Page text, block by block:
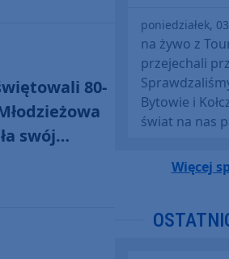
80-
swój
poniedziałek,
na żywo z
przejechali
Bytowie i
świat na nas
Więcej